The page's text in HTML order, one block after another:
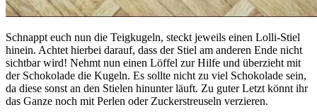
Schnappt euch nun die Teigkugeln, steckt jeweils einen Lolli-Stiel
hinein. Achtet hierbei darauf, dass der Stiel am anderen Ende nicht
sichtbar wird! Nehmt nun einen Löffel zur Hilfe und überzieht mit
der Schokolade die Kugeln. Es sollte nicht zu viel Schokolade sein,
da diese sonst an den Stielen hinunter läuft. Zu guter Letzt könnt ihr
das Ganze noch mit Perlen oder Zuckerstreuseln verzieren.